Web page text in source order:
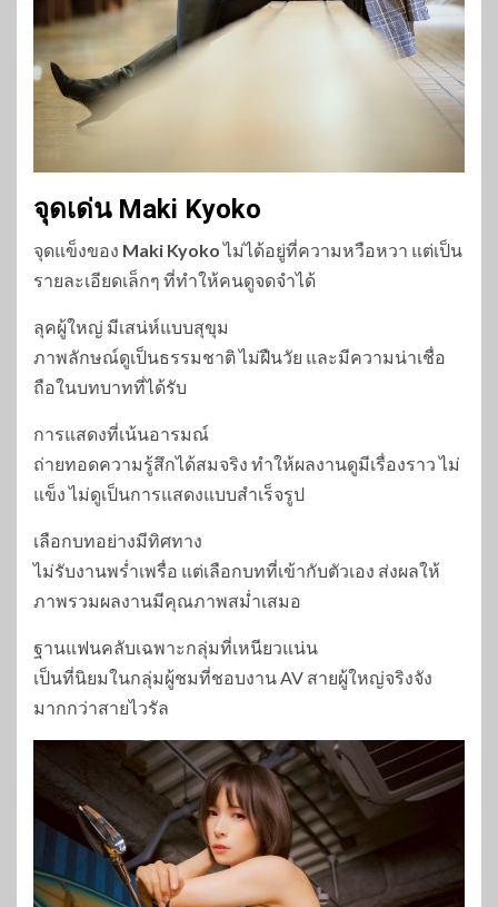
จุดเด่น Maki Kyoko
จุดแข็งของ Maki Kyokoไม่ได้อยู่ที่ความหวือหวา แต่เป็น
รายละเอียดเล็กๆ ที่ทำให้คนดูจดจำได้
ลุคผู้ใหญ่ มีเสน่ห์แบบสุขุม
ภาพลักษณ์ดูเป็นธรรมชาติ ไม่ฝืนวัย และมีความน่าเชื่อ
ถือในบทบาทที่ได้รับ
การแสดงที่เน้นอารมณ์
ถ่ายทอดความรู้สึกได้สมจริง ทำให้ผลงานดูมีเรื่องราว ไม่
แข็ง ไม่ดูเป็นการแสดงแบบสำเร็จรูป
เลือกบทอย่างมีทิศทาง
ไม่รับงานพร่ำเพรื่อ แต่เลือกบทที่เข้ากับตัวเอง ส่งผลให้
ภาพรวมผลงานมีคุณภาพสม่ำเสมอ
ฐานแฟนคลับเฉพาะกลุ่มที่เหนียวแน่น
เป็นที่นิยมในกลุ่มผู้ชมที่ชอบงาน AV สายผู้ใหญ่จริงจัง
มากกว่าสายไวรัล